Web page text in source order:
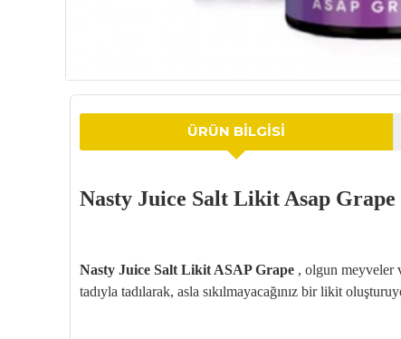
ÜRÜN BILGISI
Nasty Juice Salt Likit Asap Grape
Nasty Juice Salt Likit ASAP Grape , olgun meyveler
tadıyla tadılarak, asla sıkılmayacağınız bir likit